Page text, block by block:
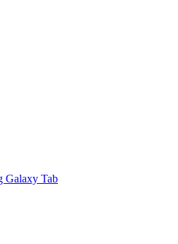
Galaxy Tab